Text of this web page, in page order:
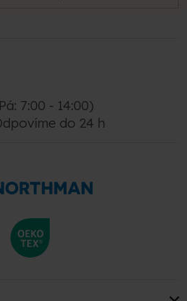
7:00 - 14:00)
do 24 h